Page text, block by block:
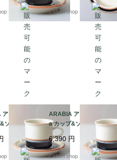
_it4433
ジ アンティーク_it443
7
Callum shop
ラビア Taik
ソーサー タ
食器 フィンラ
ンテージ アン
_it4430
ARABIA アラビア Taik
a カップ&ソーサー タ
イカ 北欧食器 フィンラ
ンド ヴィンテージ アン
ティーク_it4429
6,390 円
Callum shop